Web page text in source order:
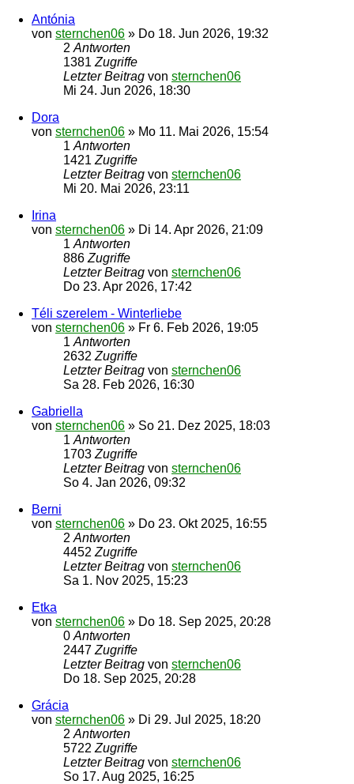
Antónia
von sternchen06 » Do 18. Jun 2026, 19:32
2 Antworten
1381 Zugriffe
Letzter Beitrag von sternchen06
Mi 24. Jun 2026, 18:30
Dora
von sternchen06 » Mo 11. Mai 2026, 15:54
1 Antworten
1421 Zugriffe
Letzter Beitrag von sternchen06
Mi 20. Mai 2026, 23:11
Irina
von sternchen06 » Di 14. Apr 2026, 21:09
1 Antworten
886 Zugriffe
Letzter Beitrag von sternchen06
Do 23. Apr 2026, 17:42
Téli szerelem - Winterliebe
von sternchen06 » Fr 6. Feb 2026, 19:05
1 Antworten
2632 Zugriffe
Letzter Beitrag von sternchen06
Sa 28. Feb 2026, 16:30
Gabriella
von sternchen06 » So 21. Dez 2025, 18:03
1 Antworten
1703 Zugriffe
Letzter Beitrag von sternchen06
So 4. Jan 2026, 09:32
Berni
von sternchen06 » Do 23. Okt 2025, 16:55
2 Antworten
4452 Zugriffe
Letzter Beitrag von sternchen06
Sa 1. Nov 2025, 15:23
Etka
von sternchen06 » Do 18. Sep 2025, 20:28
0 Antworten
2447 Zugriffe
Letzter Beitrag von sternchen06
Do 18. Sep 2025, 20:28
Grácia
von sternchen06 » Di 29. Jul 2025, 18:20
2 Antworten
5722 Zugriffe
Letzter Beitrag von sternchen06
So 17. Aug 2025, 16:25